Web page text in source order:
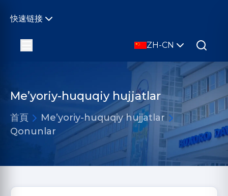
快速链接
ZH-CN
Me’yoriy-huquqiy hujjatlar
首頁
Me’yoriy-huquqiy hujjatlar
Qonunlar